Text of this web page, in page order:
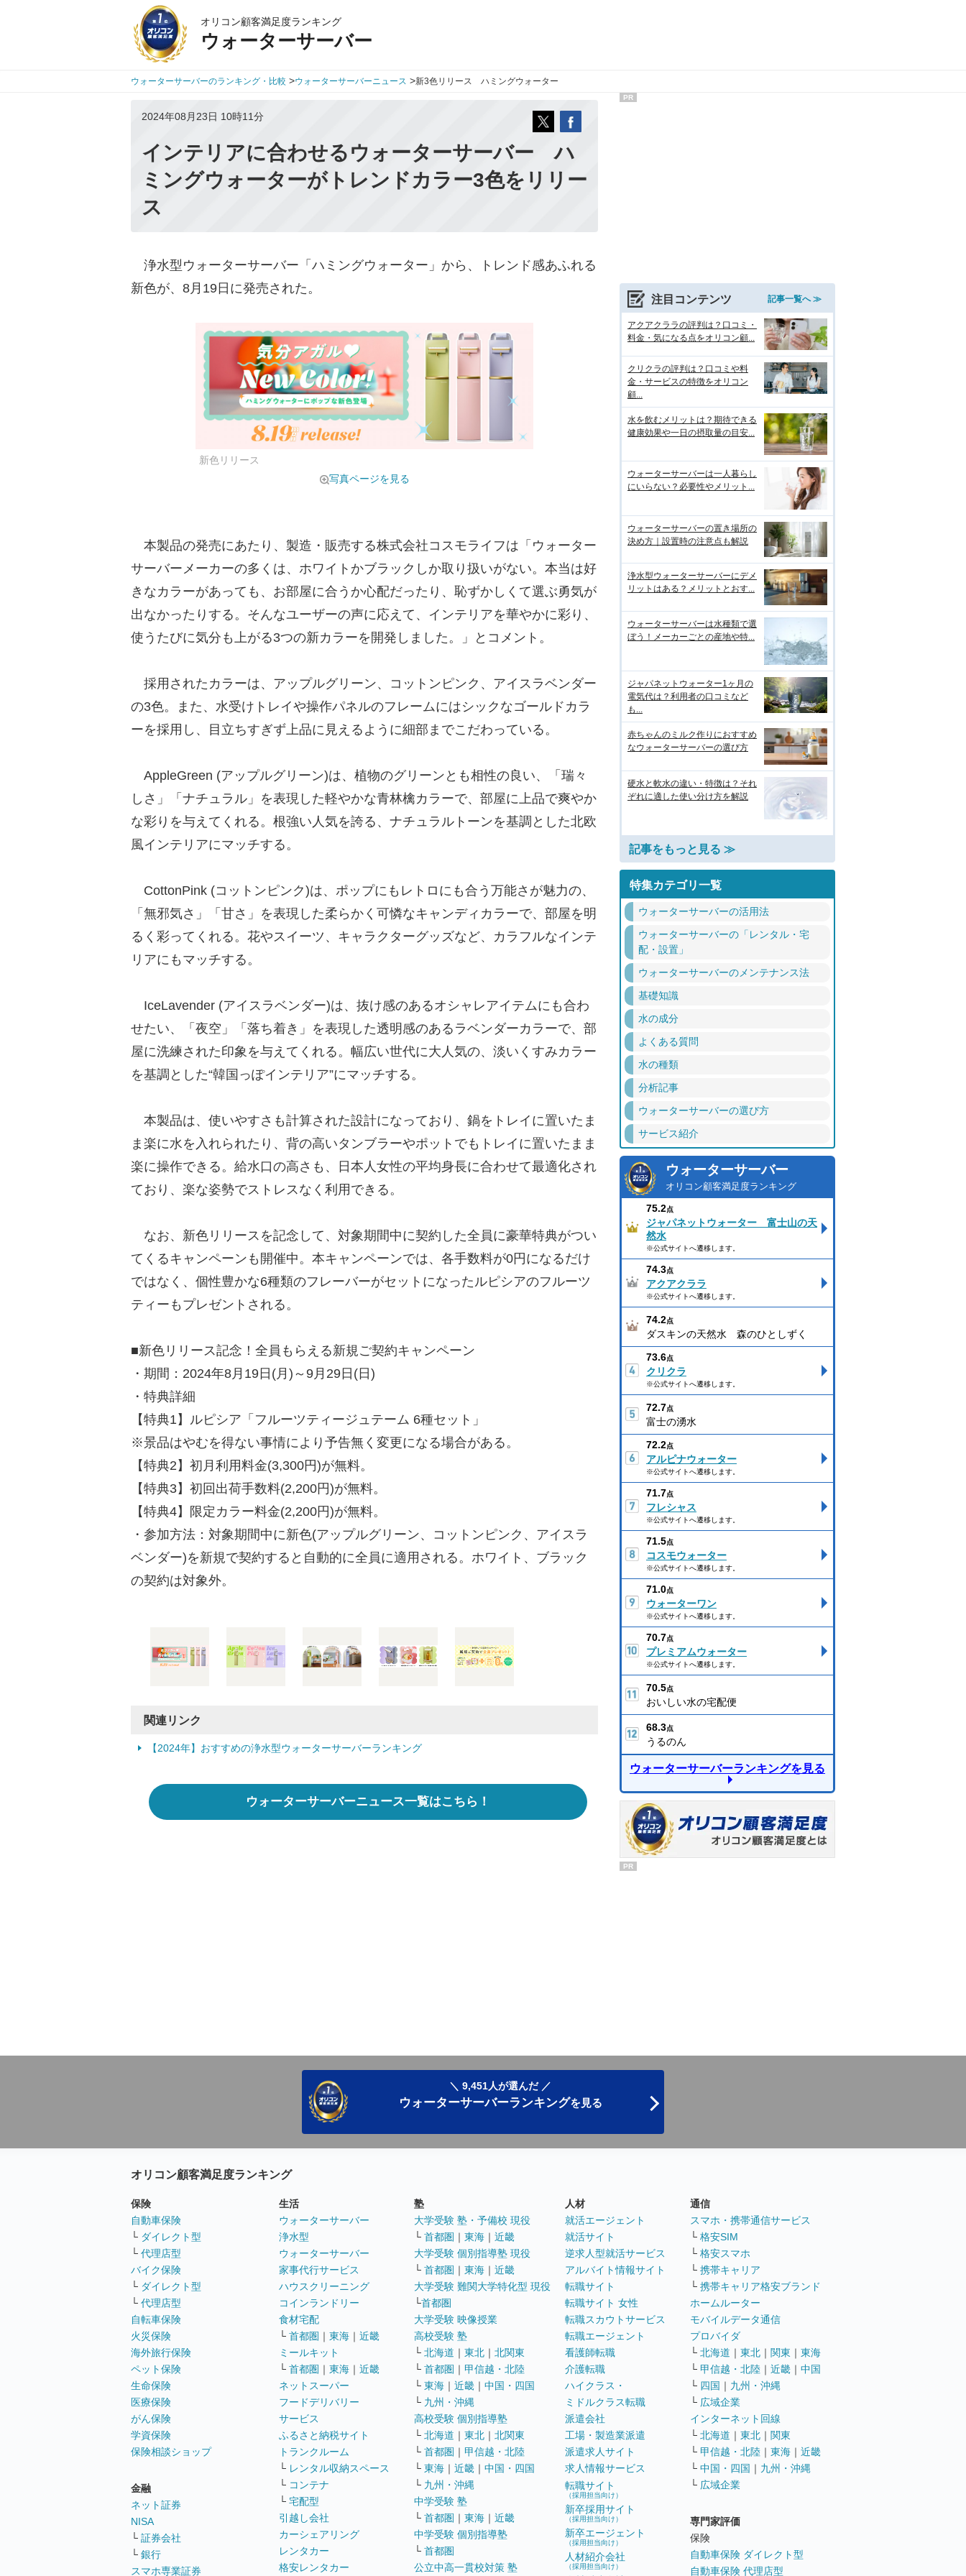
オリコン顧客満足度ランキング
ウォーターサーバー
ウォーターサーバーのランキング・比較 >ウォーターサーバーニュース >新3色リリース ハミングウォーター
2024年08月23日 10時11分
インテリアに合わせるウォーターサーバー ハ
ミングウォーターがトレンドカラー3色をリリー
ス
浄水型ウォーターサーバー「ハミングウォーター」から、トレンド感あふれる
新色が、8月19日に発売された。
新色リリース
写真ページを見る
本製品の発売にあたり、製造・販売する株式会社コスモライフは「ウォーター
サーバーメーカーの多くは、ホワイトかブラックしか取り扱いがない。本当は好
きなカラーがあっても、お部屋に合うか心配だったり、恥ずかしくて選ぶ勇気が
出なかったりする。そんなユーザーの声に応えて、インテリアを華やかに彩り、
使うたびに気分も上がる3つの新カラーを開発しました。」とコメント。
採用されたカラーは、アップルグリーン、コットンピンク、アイスラベンダー
の3色。また、水受けトレイや操作パネルのフレームにはシックなゴールドカラ
ーを採用し、目立ちすぎず上品に見えるように細部までこだわっている。
AppleGreen (アップルグリーン)は、植物のグリーンとも相性の良い、「瑞々
しさ」「ナチュラル」を表現した軽やかな青林檎カラーで、部屋に上品で爽やか
な彩りを与えてくれる。根強い人気を誇る、ナチュラルトーンを基調とした北欧
風インテリアにマッチする。
CottonPink (コットンピンク)は、ポップにもレトロにも合う万能さが魅力の、
「無邪気さ」「甘さ」を表現した柔らかく可憐なキャンディカラーで、部屋を明
るく彩ってくれる。花やスイーツ、キャラクターグッズなど、カラフルなインテ
リアにもマッチする。
IceLavender (アイスラベンダー)は、抜け感のあるオシャレアイテムにも合わ
せたい、「夜空」「落ち着き」を表現した透明感のあるラベンダーカラーで、部
屋に洗練された印象を与えてくれる。幅広い世代に大人気の、淡いくすみカラー
を基調とした“韓国っぽインテリア”にマッチする。
本製品は、使いやすさも計算された設計になっており、鍋をトレイに置いたま
ま楽に水を入れられたり、背の高いタンブラーやポットでもトレイに置いたまま
楽に操作できる。給水口の高さも、日本人女性の平均身長に合わせて最適化され
ており、楽な姿勢でストレスなく利用できる。
なお、新色リリースを記念して、対象期間中に契約した全員に豪華特典がつい
てくるキャンペーンも開催中。本キャンペーンでは、各手数料が0円になるだけ
ではなく、個性豊かな6種類のフレーバーがセットになったルピシアのフルーツ
ティーもプレゼントされる。
■新色リリース記念！全員もらえる新規ご契約キャンペーン
・期間：2024年8月19日(月)～9月29日(日)
・特典詳細
【特典1】ルピシア「フルーツティージュテーム 6種セット」
※景品はやむを得ない事情により予告無く変更になる場合がある。
【特典2】初月利用料金(3,300円)が無料。
【特典3】初回出荷手数料(2,200円)が無料。
【特典4】限定カラー料金(2,200円)が無料。
・参加方法：対象期間中に新色(アップルグリーン、コットンピンク、アイスラ
ベンダー)を新規で契約すると自動的に全員に適用される。ホワイト、ブラック
の契約は対象外。
関連リンク
【2024年】おすすめの浄水型ウォーターサーバーランキング
ウォーターサーバーニュース一覧はこちら！
PR
注目コンテンツ 記事一覧へ ≫
アクアクララの評判は？口コミ・
料金・気になる点をオリコン顧...
クリクラの評判は？口コミや料
金・サービスの特徴をオリコン
顧...
水を飲むメリットは？期待できる
健康効果や一日の摂取量の目安...
ウォーターサーバーは一人暮らし
にいらない？必要性やメリット...
ウォーターサーバーの置き場所の
決め方｜設置時の注意点も解説
浄水型ウォーターサーバーにデメ
リットはある？メリットとおす...
ウォーターサーバーは水種類で選
ぼう！メーカーごとの産地や特...
ジャパネットウォーター1ヶ月の
電気代は？利用者の口コミなど
も...
赤ちゃんのミルク作りにおすすめ
なウォーターサーバーの選び方
硬水と軟水の違い・特徴は？それ
ぞれに適した使い分け方を解説
記事をもっと見る ≫
特集カテゴリ一覧
ウォーターサーバーの活用法
ウォーターサーバーの「レンタル・宅
配・設置」
ウォーターサーバーのメンテナンス法
基礎知識
水の成分
よくある質問
水の種類
分析記事
ウォーターサーバーの選び方
サービス紹介
ウォーターサーバー
オリコン顧客満足度ランキング
75.2点
ジャパネットウォーター 富士山の天
然水
※公式サイトへ遷移します。
74.3点
アクアクララ
※公式サイトへ遷移します。
74.2点
ダスキンの天然水 森のひとしずく
73.6点
クリクラ
※公式サイトへ遷移します。
72.7点
富士の湧水
72.2点
アルピナウォーター
※公式サイトへ遷移します。
71.7点
フレシャス
※公式サイトへ遷移します。
71.5点
コスモウォーター
※公式サイトへ遷移します。
71.0点
ウォーターワン
※公式サイトへ遷移します。
70.7点
プレミアムウォーター
※公式サイトへ遷移します。
70.5点
おいしい水の宅配便
68.3点
うるのん
ウォーターサーバーランキングを見る
PR
＼ 9,451人が選んだ ／
ウォーターサーバーランキングを見る
オリコン顧客満足度ランキング
保険
自動車保険
└ ダイレクト型
└ 代理店型
バイク保険
└ ダイレクト型
└ 代理店型
自転車保険
火災保険
海外旅行保険
ペット保険
生命保険
医療保険
がん保険
学資保険
保険相談ショップ
金融
ネット証券
NISA
└ 証券会社
└ 銀行
スマホ専業証券
生活
ウォーターサーバー
浄水型
ウォーターサーバー
家事代行サービス
ハウスクリーニング
コインランドリー
食材宅配
└ 首都圏 ｜ 東海 ｜ 近畿
ミールキット
└ 首都圏 ｜ 東海 ｜ 近畿
ネットスーパー
フードデリバリー
サービス
ふるさと納税サイト
トランクルーム
└ レンタル収納スペース
└ コンテナ
└ 宅配型
引越し会社
カーシェアリング
レンタカー
格安レンタカー
塾
大学受験 塾・予備校 現役
└ 首都圏 ｜ 東海 ｜ 近畿
大学受験 個別指導塾 現役
└ 首都圏 ｜ 東海 ｜ 近畿
大学受験 難関大学特化型 現役
└首都圏
大学受験 映像授業
高校受験 塾
└ 北海道 ｜ 東北 ｜ 北関東
└ 首都圏 ｜ 甲信越・北陸
└ 東海 ｜ 近畿 ｜ 中国・四国
└ 九州・沖縄
高校受験 個別指導塾
└ 北海道 ｜ 東北 ｜ 北関東
└ 首都圏 ｜ 甲信越・北陸
└ 東海 ｜ 近畿 ｜ 中国・四国
└ 九州・沖縄
中学受験 塾
└ 首都圏 ｜ 東海 ｜ 近畿
中学受験 個別指導塾
└ 首都圏
公立中高一貫校対策 塾
人材
就活エージェント
就活サイト
逆求人型就活サービス
アルバイト情報サイト
転職サイト
転職サイト 女性
転職スカウトサービス
転職エージェント
看護師転職
介護転職
ハイクラス・
ミドルクラス転職
派遣会社
工場・製造業派遣
派遣求人サイト
求人情報サービス
転職サイト
（採用担当向け）
新卒採用サイト
（採用担当向け）
新卒エージェント
（採用担当向け）
人材紹介会社
（採用担当向け）
通信
スマホ・携帯通信サービス
└ 格安SIM
└ 格安スマホ
└ 携帯キャリア
└ 携帯キャリア格安ブランド
ホームルーター
モバイルデータ通信
プロバイダ
└ 北海道 ｜ 東北 ｜ 関東 ｜ 東海
└ 甲信越・北陸 ｜ 近畿 ｜ 中国
└ 四国 ｜ 九州・沖縄
└ 広域企業
インターネット回線
└ 北海道 ｜ 東北 ｜ 関東
└ 甲信越・北陸 ｜ 東海 ｜ 近畿
└ 中国・四国 ｜ 九州・沖縄
└ 広域企業
専門家評価
保険
自動車保険 ダイレクト型
自動車保険 代理店型